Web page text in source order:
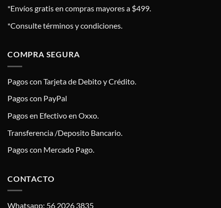
*Envíos gratis en compras mayores a $499.
*Consulte términos y condiciones.
COMPRA SEGURA
Pagos con Tarjeta de Debito y Crédito.
Pagos con PayPal
Pagos en Efectivo en Oxxo.
Transferencia /Deposito Bancario.
Pagos con Mercado Pago.
CONTACTO
Whatsapp: 56 2026 3835